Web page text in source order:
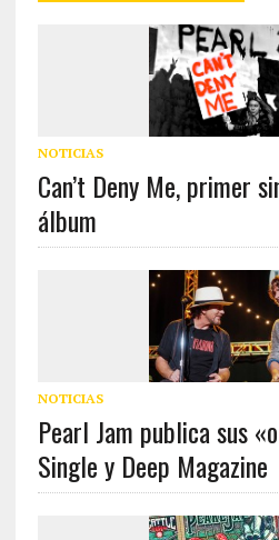
NOTICIAS
Can’t Deny Me, primer
álbum
NOTICIAS
Pearl Jam publica sus
Single y Deep Magazine